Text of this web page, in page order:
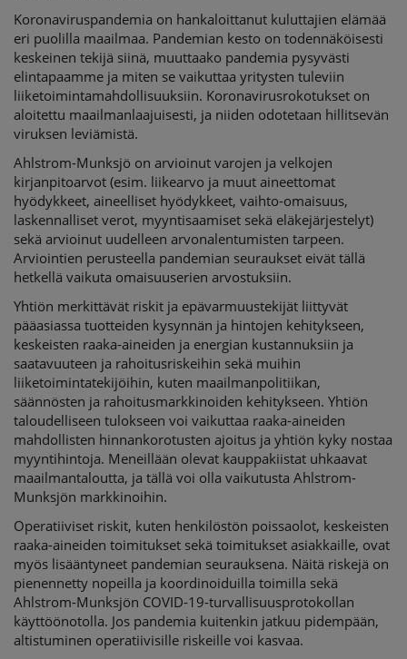
Koronaviruspandemia on hankaloittanut kuluttajien elämää
eri puolilla maailmaa. Pandemian kesto on todennäköisesti
keskeinen tekijä siinä, muuttaako pandemia pysyvästi
elintapaamme ja miten se vaikuttaa yritysten tuleviin
liiketoimintamahdollisuuksiin. Koronavirusrokotukset on
aloitettu maailmanlaajuisesti, ja niiden odotetaan hillitsevän
viruksen leviämistä.
Ahlstrom-Munksjö on arvioinut varojen ja velkojen
kirjanpitoarvot (esim. liikearvo ja muut aineettomat
hyödykkeet, aineelliset hyödykkeet, vaihto-omaisuus,
laskennalliset verot, myyntisaamiset sekä eläkejärjestelyt)
sekä arvioinut uudelleen arvonalentumisten tarpeen.
Arviointien perusteella pandemian seuraukset eivät tällä
hetkellä vaikuta omaisuuserien arvostuksiin.
Yhtiön merkittävät riskit ja epävarmuustekijät liittyvät
pääasiassa tuotteiden kysynnän ja hintojen kehitykseen,
keskeisten raaka-aineiden ja energian kustannuksiin ja
saatavuuteen ja rahoitusriskeihin sekä muihin
liiketoimintatekijöihin, kuten maailmanpolitiikan,
säännösten ja rahoitusmarkkinoiden kehitykseen. Yhtiön
taloudelliseen tulokseen voi vaikuttaa raaka-aineiden
mahdollisten hinnankorotusten ajoitus ja yhtiön kyky nostaa
myyntihintoja. Meneillään olevat kauppakiistat uhkaavat
maailmantaloutta, ja tällä voi olla vaikutusta Ahlstrom-
Munksjön markkinoihin.
Operatiiviset riskit, kuten henkilöstön poissaolot, keskeisten
raaka-aineiden toimitukset sekä toimitukset asiakkaille, ovat
myös lisääntyneet pandemian seurauksena. Näitä riskejä on
pienennetty nopeilla ja koordinoiduilla toimilla sekä
Ahlstrom-Munksjön COVID-19-turvallisuusprotokollan
käyttöönotolla. Jos pandemia kuitenkin jatkuu pidempään,
altistuminen operatiivisille riskeille voi kasvaa.